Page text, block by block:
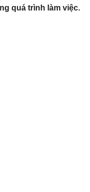
quá trình làm việc.